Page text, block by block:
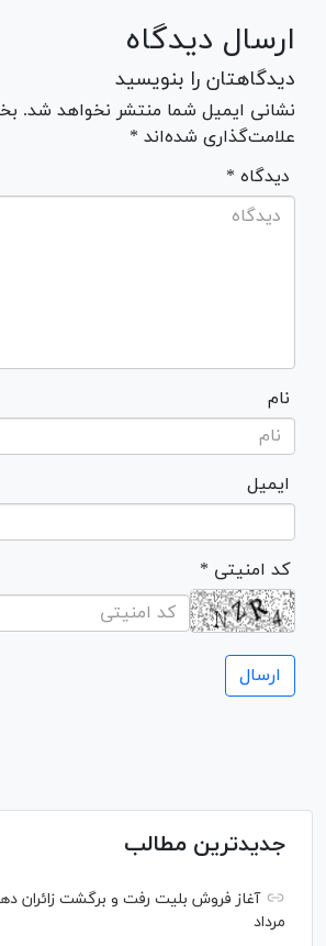
ارسال دیدگاه
دیدگاهتان را بنویسید
نشانی ایمیل شما منتشر نخواهد شد.
علامت‌گذاری شده‌اند *
* دیدگاه
نام
ایمیل
* کد امنیتی
جدیدترین مطالب
مرداد